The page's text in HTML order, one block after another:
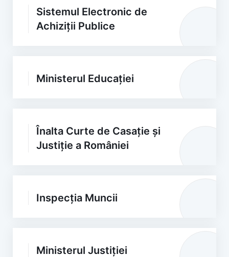
Sistemul Electronic de
Achiziții Publice
Ministerul Educației
Înalta Curte de Casație și
Justiție a României
Inspecția Muncii
Ministerul Justiției